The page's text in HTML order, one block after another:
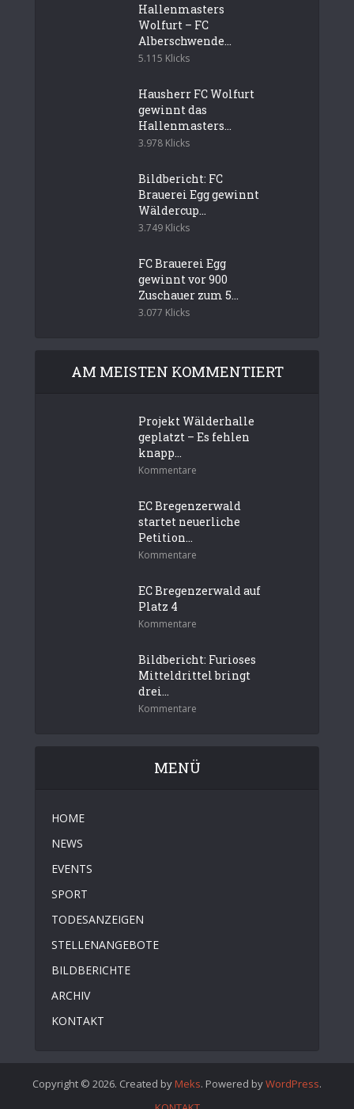
Hallenmasters
Wolfurt – FC
Alberschwende...
5.115 Klicks
Hausherr FC Wolfurt
gewinnt das
Hallenmasters...
3.978 Klicks
Bildbericht: FC
Brauerei Egg gewinnt
Wäldercup...
3.749 Klicks
FC Brauerei Egg
gewinnt vor 900
Zuschauer zum 5...
3.077 Klicks
AM MEISTEN KOMMENTIERT
Projekt Wälderhalle
geplatzt – Es fehlen
knapp...
Kommentare
EC Bregenzerwald
startet neuerliche
Petition...
Kommentare
EC Bregenzerwald auf
Platz 4
Kommentare
Bildbericht: Furioses
Mitteldrittel bringt
drei...
Kommentare
MENÜ
HOME
NEWS
EVENTS
SPORT
TODESANZEIGEN
STELLENANGEBOTE
BILDBERICHTE
ARCHIV
KONTAKT
Copyright © 2026. Created by Meks. Powered byWordPress.